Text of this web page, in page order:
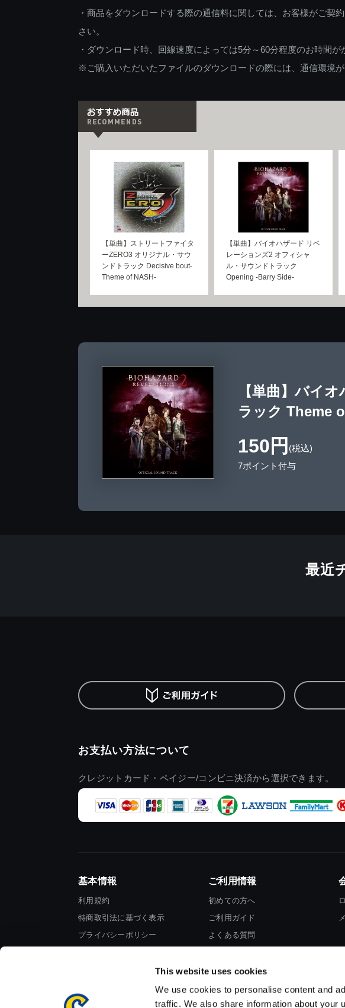
This website uses cookies
We use cookies to personalise content and
traffic. We also share information about your
・商品をダウンロードする際の通信料に関しては、お客様がご
さい。
・ダウンロード時、回線速度によっては5分～60分程度のお時間が
※ご購入いただいたファイルのダウンロードの際には、通信環境
【単曲】ストリートファイタ
ーZERO3 オリジナル・サウ
ンドトラック Decisive bout-
Theme of NASH-
【単曲】バイオハザード リベ
レーションズ2 オフィシャ
ル・サウンドトラック
Opening -Barry Side-
【単曲】バイ
ラック Theme
150円 (税込)
7ポイント付与
最近
お支払い方法について
クレジットカード・ペイジー/コンビニ決済から選択できます。
基本情報
利用規約
特商取引法に基づく表示
プライバシーポリシー
ご利用情報
初めての方へ
ご利用ガイド
よくある質問